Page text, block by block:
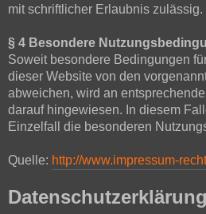
mit schriftlicher Erlaubnis zulässig.
§ 4 Besondere
Soweit besondere Bedingungen
dieser Website von den
abweichen, wird an
darauf hingewiesen. In diesem
Einzelfall die besonderen
Quelle: http://www.impressum-